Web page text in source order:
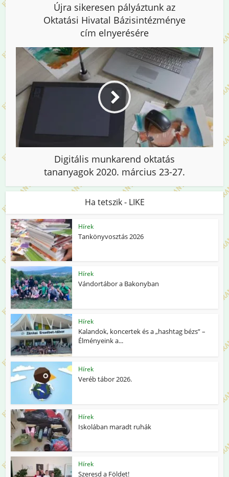
Újra sikeresen pályáztunk az
Oktatási Hivatal Bázisintézménye
cím elnyerésére
Digitális munkarend oktatás
tananyagok 2020. március 23-27.
Ha tetszik - LIKE
Hírek
Tankönyvosztás 2026
Hírek
Vándortábor a Bakonyban
Hírek
Kalandok, koncertek és a „hashtag bézs” –
Élményeink a...
Hírek
Veréb tábor 2026.
Hírek
Iskolában maradt ruhák
Hírek
Szeresd a Földet!